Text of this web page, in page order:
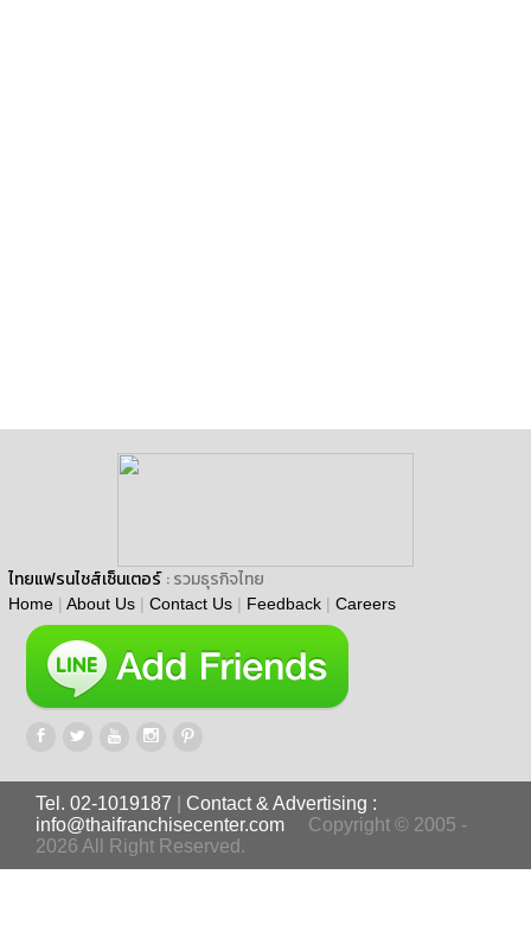
ไทยแฟรนไชส์เซ็นเตอร์ : รวมธุรกิจไทย
Home | About Us | Contact Us | Feedback | Careers
Tel. 02-1019187
Contact & Advertising :
info@thaifranchisecenter.com
Copyright © 2005 -
2026 All Right Reserved.